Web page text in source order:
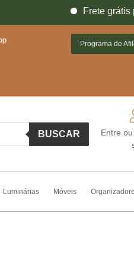
Frete grátis para
Programa de
BUSCAR
Entre
Luminárias Móveis